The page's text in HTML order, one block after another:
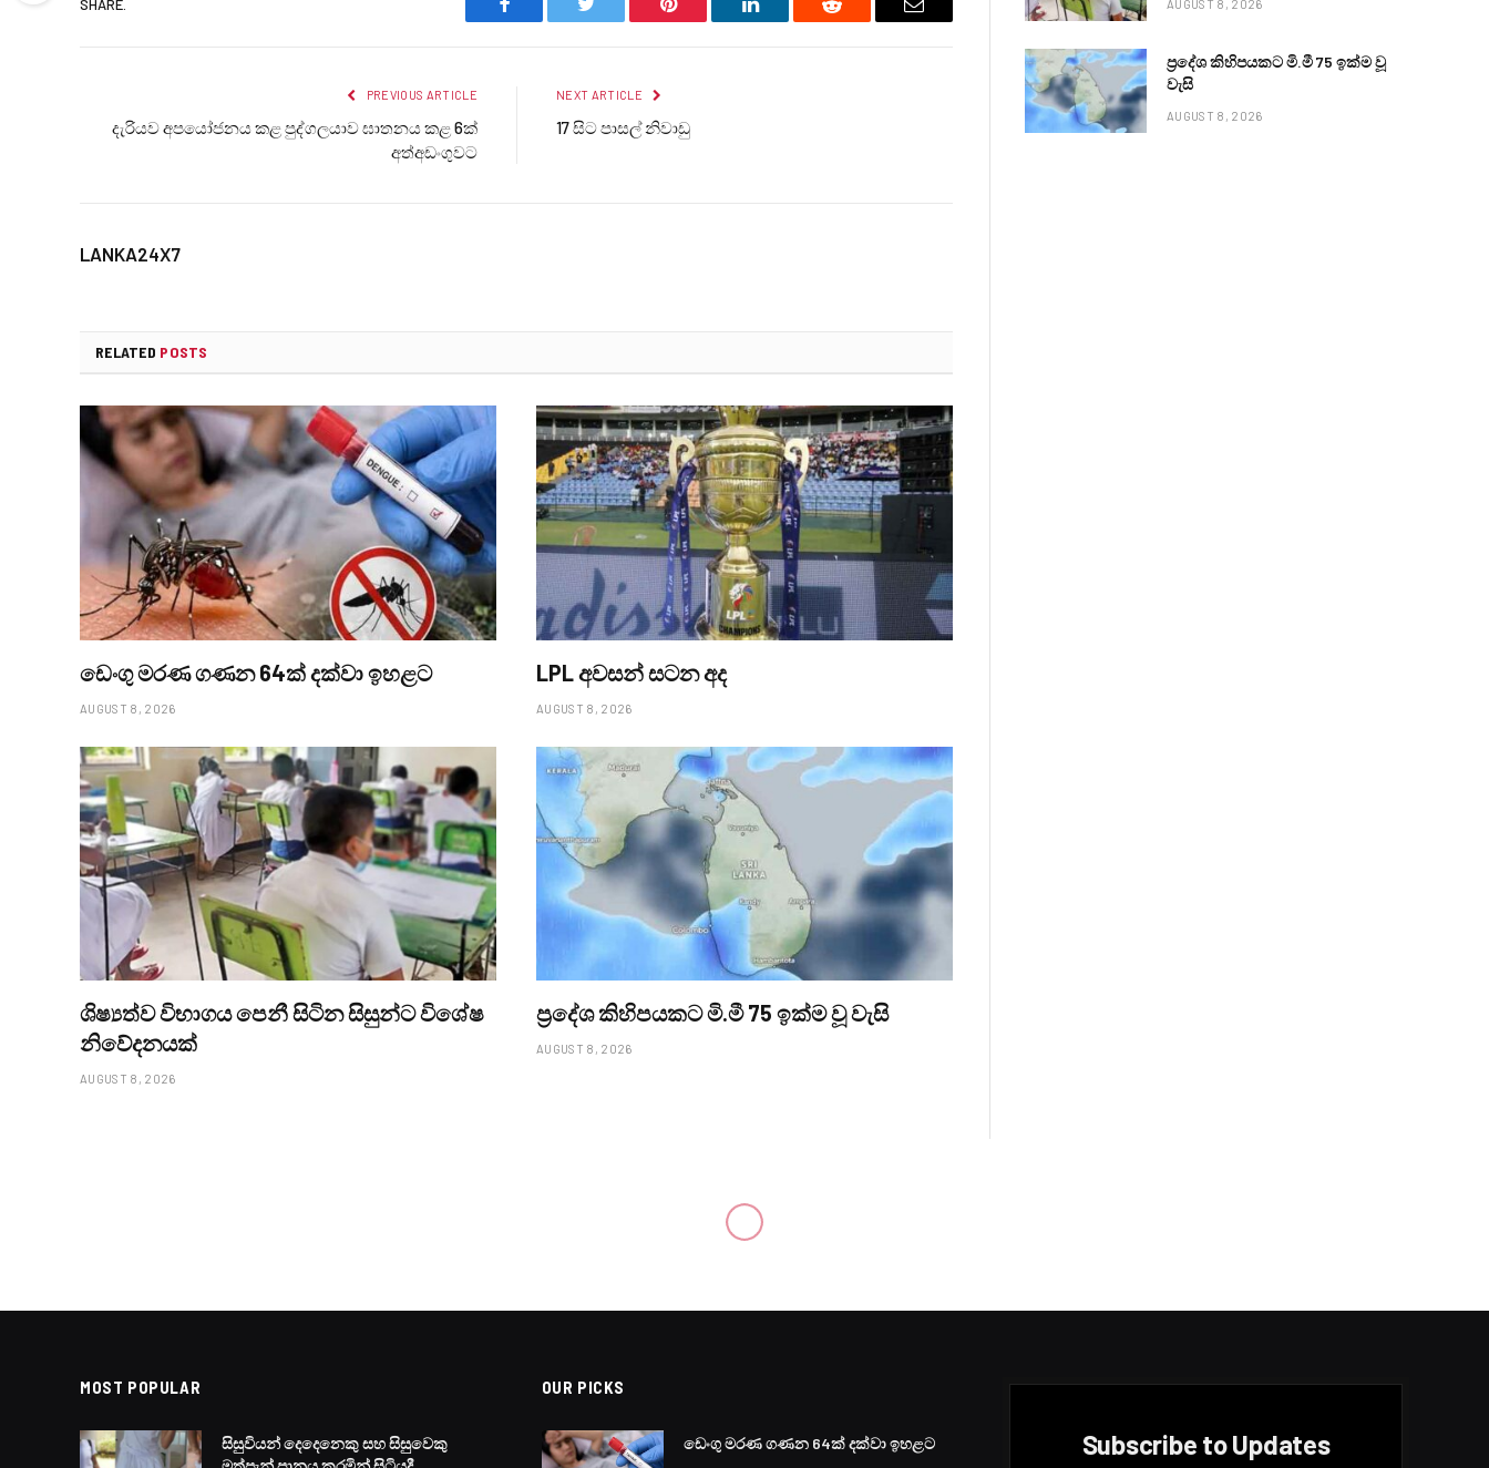
SHARE.
Facebook Twitter Pinterest LinkedIn Reddit Email
PREVIOUS ARTICLE
දැරියව අපයෝජනය කළ පුද්ගලයාව ඝාතනය කළ 6ක්
අත්අඩංගුවට
NEXT ARTICLE
17 සිට පාසල් නිවාඩු
LANKA24X7
RELATED POSTS
ඩෙංගු මරණ ගණන 64ක් දක්වා ඉහළට
AUGUST 8, 2026
LPL අවසන් සටන අද
AUGUST 8, 2026
ශිෂ්‍යත්ව විභාගය පෙනී සිටින සිසුන්ට විශේෂ
නිවේදනයක්
AUGUST 8, 2026
ප්‍රදේශ කිහිපයකට මි.මී 75 ඉක්ම වූ වැසි
AUGUST 8, 2026
AUGUST 8, 2026
ප්‍රදේශ කිහිපයකට මි.මී 75 ඉක්ම වූ
වැසි
AUGUST 8, 2026
MOST POPULAR
සිසුවියන් දෙදෙනෙකු සහ සිසුවෙකු
OUR PICKS
ඩෙංගු මරණ ගණන 64ක් දක්වා ඉහළට Subscribe to Updates